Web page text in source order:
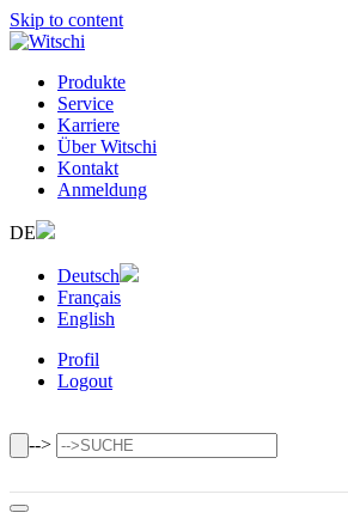
Skip to content
Produkte
Service
Karriere
Über Witschi
Kontakt
Anmeldung
DE
Deutsch
Français
English
Profil
Logout
-->